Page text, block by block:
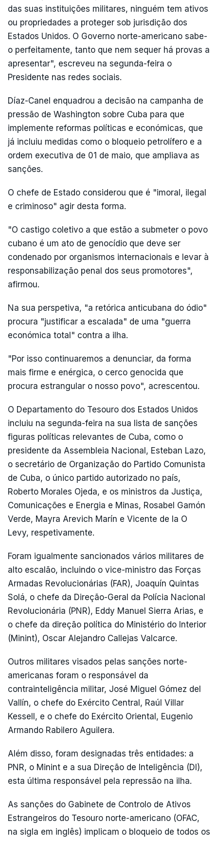
das suas instituições militares, ninguém tem ativos
ou propriedades a proteger sob jurisdição dos
Estados Unidos. O Governo norte-americano sabe-
o perfeitamente, tanto que nem sequer há provas a
apresentar", escreveu na segunda-feira o
Presidente nas redes sociais.
Díaz-Canel enquadrou a decisão na campanha de
pressão de Washington sobre Cuba para que
implemente reformas políticas e económicas, que
já incluiu medidas como o bloqueio petrolífero e a
ordem executiva de 01 de maio, que ampliava as
sanções.
O chefe de Estado considerou que é "imoral, ilegal
e criminoso" agir desta forma.
"O castigo coletivo a que estão a submeter o povo
cubano é um ato de genocídio que deve ser
condenado por organismos internacionais e levar à
responsabilização penal dos seus promotores",
afirmou.
Na sua perspetiva, "a retórica anticubana do ódio"
procura "justificar a escalada" de uma "guerra
económica total" contra a ilha.
"Por isso continuaremos a denunciar, da forma
mais firme e enérgica, o cerco genocida que
procura estrangular o nosso povo", acrescentou.
O Departamento do Tesouro dos Estados Unidos
incluiu na segunda-feira na sua lista de sanções
figuras políticas relevantes de Cuba, como o
presidente da Assembleia Nacional, Esteban Lazo,
o secretário de Organização do Partido Comunista
de Cuba, o único partido autorizado no país,
Roberto Morales Ojeda, e os ministros da Justiça,
Comunicações e Energia e Minas, Rosabel Gamón
Verde, Mayra Arevich Marín e Vicente de la O
Levy, respetivamente.
Foram igualmente sancionados vários militares de
alto escalão, incluindo o vice-ministro das Forças
Armadas Revolucionárias (FAR), Joaquín Quintas
Solá, o chefe da Direção-Geral da Polícia Nacional
Revolucionária (PNR), Eddy Manuel Sierra Arias, e
o chefe da direção política do Ministério do Interior
(Minint), Oscar Alejandro Callejas Valcarce.
Outros militares visados pelas sanções norte-
americanas foram o responsável da
contrainteligência militar, José Miguel Gómez del
Vallín, o chefe do Exército Central, Raúl Villar
Kessell, e o chefe do Exército Oriental, Eugenio
Armando Rabilero Aguilera.
Além disso, foram designadas três entidades: a
PNR, o Minint e a sua Direção de Inteligência (DI),
esta última responsável pela repressão na ilha.
As sanções do Gabinete de Controlo de Ativos
Estrangeiros do Tesouro norte-americano (OFAC,
na sigla em inglês) implicam o bloqueio de todos os